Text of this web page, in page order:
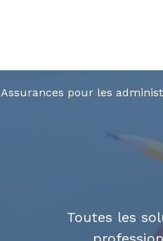
Assurances pour les
Toutes les